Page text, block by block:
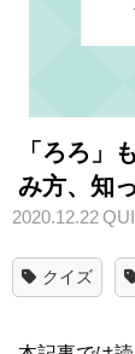
「ろろ」
み方、知
2020.12.22
クイズ